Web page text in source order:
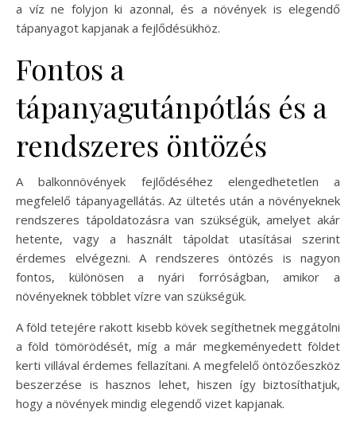
a víz ne folyjon ki azonnal, és a növények is elegendő
tápanyagot kapjanak a fejlődésükhöz.
Fontos a
tápanyagutánpótlás és a
rendszeres öntözés
A balkonnövények fejlődéséhez elengedhetetlen a
megfelelő tápanyagellátás. Az ültetés után a növényeknek
rendszeres tápoldatozásra van szükségük, amelyet akár
hetente, vagy a használt tápoldat utasításai szerint
érdemes elvégezni. A rendszeres öntözés is nagyon
fontos, különösen a nyári forróságban, amikor a
növényeknek többlet vízre van szükségük.
A föld tetejére rakott kisebb kövek segíthetnek meggátolni
a föld tömörödését, míg a már megkeményedett földet
kerti villával érdemes fellazítani. A megfelelő öntözőeszköz
beszerzése is hasznos lehet, hiszen így biztosíthatjuk,
hogy a növények mindig elegendő vizet kapjanak.